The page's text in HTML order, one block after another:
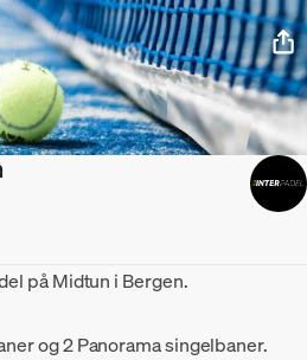
på Midtun i Bergen.
og 2 Panorama singelbaner.